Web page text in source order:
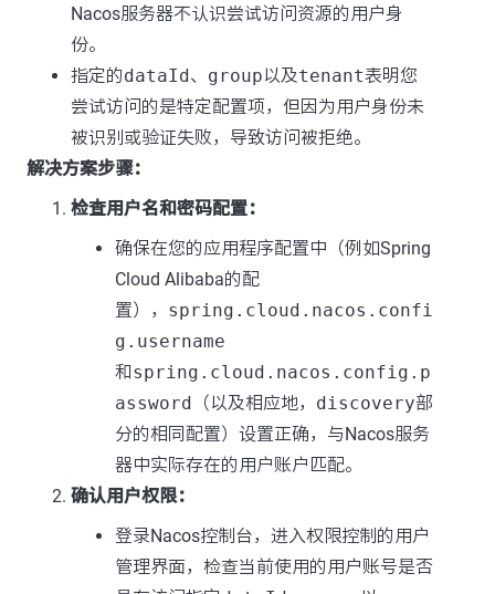
Nacos服务器不认识尝试访问资源的用户身
份。
指定的dataId、 group以及tenant表明您
尝试访问的是特定配置项，但因为用户身份未
被识别或验证失败，导致访问被拒绝。
解决方案步骤：
检查用户名和密码配置：
确保在您的应用程序配置中（例如Spring
Cloud Alibaba的配
置）， spring.cloud.nacos.confi
g.username
和spring.cloud.nacos.config.p
assword （以及相应地， discovery部
分的相同配置）设置正确，与Nacos服务
器中实际存在的用户账户匹配。
确认用户权限：
登录Nacos控制台，进入权限控制的用户
管理界面，检查当前使用的用户账号是否